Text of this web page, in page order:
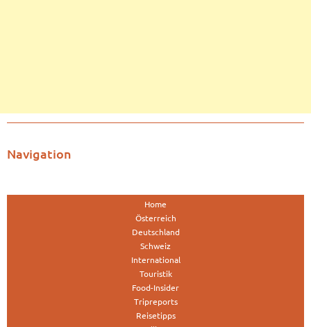
Navigation
Home
Österreich
Deutschland
Schweiz
International
Touristik
Food-Insider
Tripreports
Reisetipps